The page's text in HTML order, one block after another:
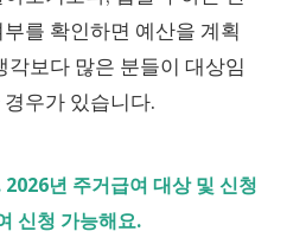
를 확인하면 예산을 계획
보다 많은 분들이 대상임
우가 있습니다.
년 주거급여 대상 및 신청
신청 가능해요.